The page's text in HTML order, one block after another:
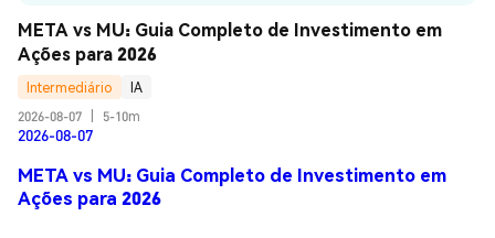
META vs MU: Guia Completo de Investimento em
Ações para 2026
Intermediário
IA
2026-08-07
5-10m
2026-08-07
META vs MU: Guia Completo de Investimento em
Ações para 2026